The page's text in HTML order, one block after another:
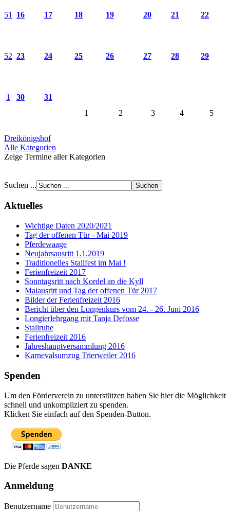
51 16 17 18 19 20 21 22
52 23 24 25 26 27 28 29
1 30
31
1
2 3 4 5
Dreikönigshof
Alle Kategorien
Zeige Termine aller Kategorien
Suchen ...
Aktuelles
Wichtige Daten 2020/2021
Tag der offenen Tür - Mai 2019
Pferdewaage
Neujahrsausritt 1.1.2019
Traditionelles Stallfest im Mai !
Ferienfreizeit 2017
Sonntagsritt nach Kordel an die Kyll
Maiausritt und Tag der offenen Tür 2017
Bilder der Ferienfreizeit 2016
Bericht über den Longenkurs vom 24. - 26. Juni 2016
Longierlehrgang mit Tanja Defosse
Stallruhe
Ferienfreizeit 2016
Jahreshauptversammlung 2016
Karnevalsumzug Trierweiler 2016
Spenden
Um den Förderverein zu unterstützen haben Sie hier die Möglichkeit
schnell und unkompliziert zu spenden.
Klicken Sie einfach auf den Spenden-Button.
Die Pferde sagen DANKE
Anmeldung
Benutzername